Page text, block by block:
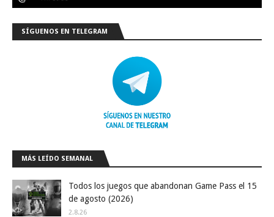
SÍGUENOS EN TELEGRAM
MÁS LEÍDO SEMANAL
Todos los juegos que abandonan Game Pass el 15
de agosto (2026)
2.8.26